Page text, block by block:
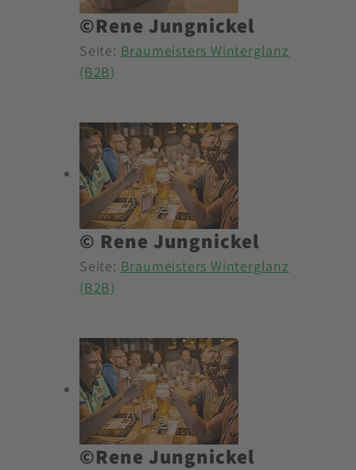
©Rene Jungnickel
Seite: Braumeisters Winterglanz
(B2B)
© Rene Jungnickel
Seite: Braumeisters Winterglanz
(B2B)
©Rene Jungnickel